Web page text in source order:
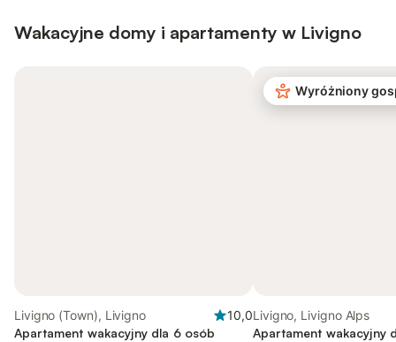
Wakacyjne domy i apartamenty w Livigno
Livigno (Town), Livigno
10,0
Apartament wakacyjny dla 6 osób
Wyróżniony
Livigno, Livigno Alps
Apartament wakacyjny